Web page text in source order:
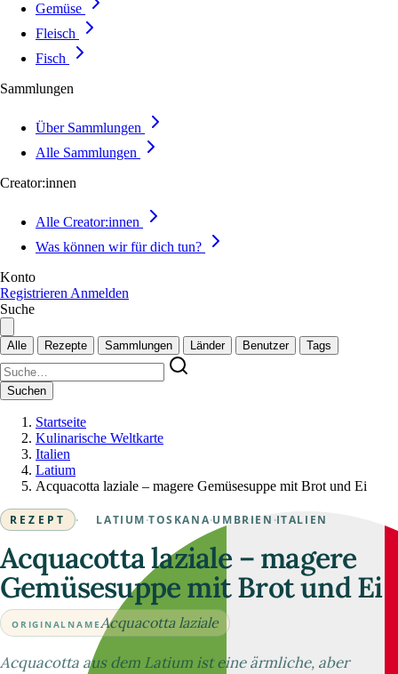
Gemüse
Fleisch
Fisch
Sammlungen
Über Sammlungen
Alle Sammlungen
Creator:innen
Alle Creator:innen
Was können wir für dich tun?
Konto
Registrieren Anmelden
Suche
Alle Rezepte Sammlungen Länder Benutzer Tags
Suchen
Startseite
Kulinarische Weltkarte
Italien
Latium
Acquacotta laziale – magere Gemüsesuppe mit Brot und Ei
REZEPT · LATIUM ·TOSKANA·UMBRIEN ·ITALIEN
Acquacotta laziale – magere
Gemüsesuppe mit Brot und Ei
ORIGINALNAMEAcquacotta laziale
Acquacotta aus dem Latium ist eine ärmliche, aber